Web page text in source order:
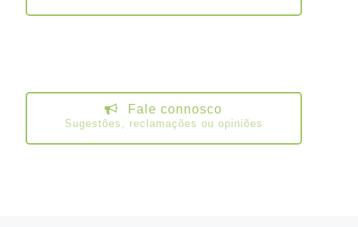
Fale connosco
Sugestões, reclamações ou opiniões